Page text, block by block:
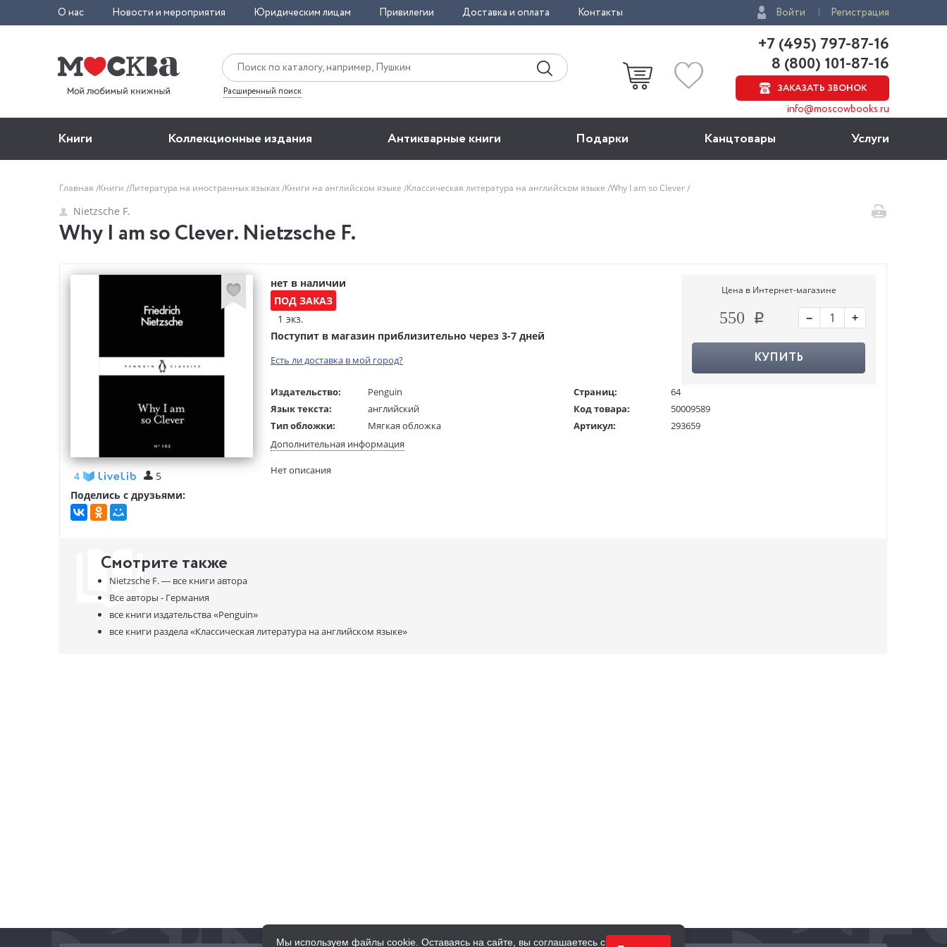
О нас Новости и мероприятия Юридическим лицам Привилегии Доставка и оплата Контакты Войти Регистрация
Расширенный поиск
+7 (495) 797-87-16
8 (800) 101-87-16
ЗАКАЗАТЬ ЗВОНОК
info@moscowbooks.ru
Книги Коллекционные издания Антикварные книги Подарки Канцтовары Услуги
Главная Книги Литература на иностранных языках Книги на английском языке Классическая литература на английском языке Why I am so Clever
Nietzsche F.
Why I am so Clever. Nietzsche F.
4
5
Поделись с друзьями:
нет в наличии
ПОД ЗАКАЗ
1 экз.
Поступит в магазин приблизительно через 3-7 дней
Есть ли доставка в мой город?
Цена в Интернет-магазине
550 − +
КУПИТЬ
Издательство:
Penguin
Язык текста:
английский
Тип обложки:
Мягкая обложка
Размеры в мм
240x160x30
Вес:
Страниц:
64
Код товара:
50009589
Артикул:
293659
Дополнительная информация
Нет описания
Смотрите также
Nietzsche F. — все книги автора
Все авторы - Германия
все книги издательства«Penguin»
все книги раздела«Классическая литература на английском языке»
Мы используем файлы cookie. Оставаясь на сайте, вы соглашаетесь с